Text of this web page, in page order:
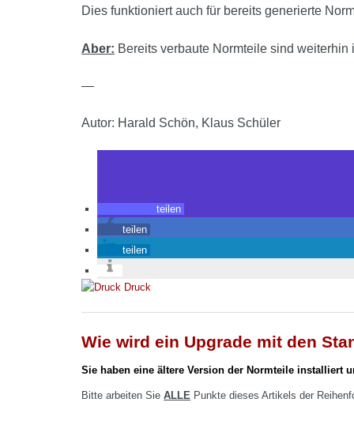
Dies funktioniert auch für bereits generierte
Aber: Bereits verbaute Normteile sind
—
Autor: Harald Schön, Klaus Schüler
teilen
teilen
teilen
Druck
Wie wird ein Upgrade mit den
Sie haben eine ältere Version der Normteile installiert
Bitte arbeiten SieALLE Punkte dieses Artikels der